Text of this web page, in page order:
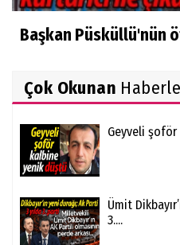
Başkan Püsküllü'nün
Çok Okunan
Geyveli
Ümit
3....